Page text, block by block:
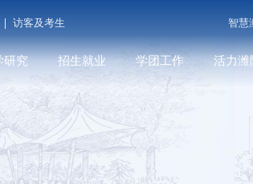
访客及考生 智慧
研究 招生就业
本科招生
就业信息
研究生招生
学团工作
共青团（创新创业学
院...
活力潍